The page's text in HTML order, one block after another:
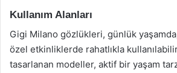
Kullanım Alanları
Gigi Milano gözlükleri, günlük
özel etkinliklerde rahatlıkla
tasarlanan modeller, aktif bir yaşam